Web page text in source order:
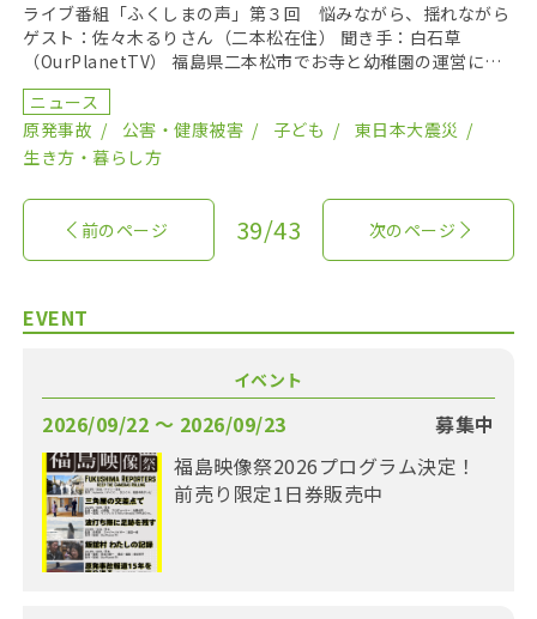
ライブ番組「ふくしまの声」第３回 悩みながら、揺れながら
ゲスト：佐々木るりさん（二本松在住） 聞き手：白石草
（OurPlanetTV） 福島県二本松市でお寺と幼稚園の運営に携
わる佐々木るりさん。 ５人の子どもの母親とし […]
ニュース
原発事故
公害・健康被害 子ども
東日本大震災
生き方・暮らし方
前のページ 39/43 次のページ
EVENT
イベント
2026/09/22 〜 2026/09/23
募集中
福島映像祭2026プログラム決定！
前売り限定1日券販売中